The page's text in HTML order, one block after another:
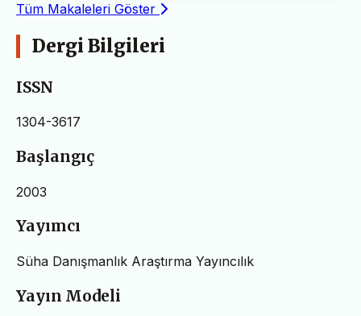
Tüm Makaleleri Göster
Dergi Bilgileri
ISSN
1304-3617
Başlangıç
2003
Yayımcı
Süha Danışmanlık Araştırma Yayıncılık
Yayın Modeli